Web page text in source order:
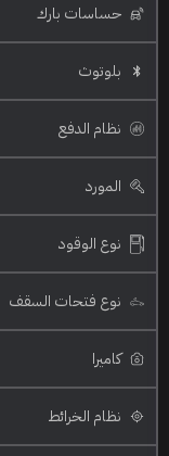
حساسات بارك
بلوتوث
نظام الدفع
المورد
نوع الوقود
نوع فتحات السقف
كاميرا
نظام الخرائط